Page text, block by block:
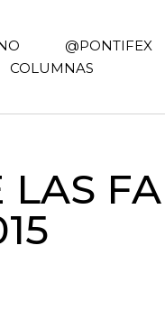
@PONTIFEX
COLUMNAS